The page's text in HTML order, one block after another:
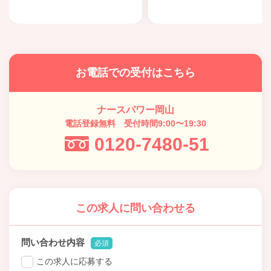
お電話での受付はこちら
ナースパワー岡山
電話登録無料 受付時間9:00〜19:30
0120-7480-51
この求人に問い合わせる
問い合わせ内容 必須
この求人に応募する